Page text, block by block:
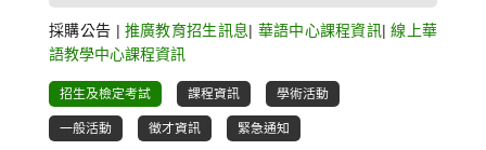
採購公告 | 推廣教育招生訊息| 華語中心課程資訊|線上華
語教學中心課程資訊
招生及檢定考試 課程資訊 學術活動
一般活動 徵才資訊 緊急通知